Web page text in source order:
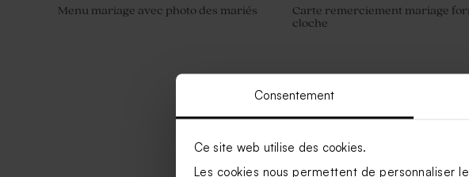
Consentement
Ce site web utilise des cookies.
Les cookies nous permettent de personnaliser
Menu mariage avec photo des mariés
Carte remerciement mariage
cloche